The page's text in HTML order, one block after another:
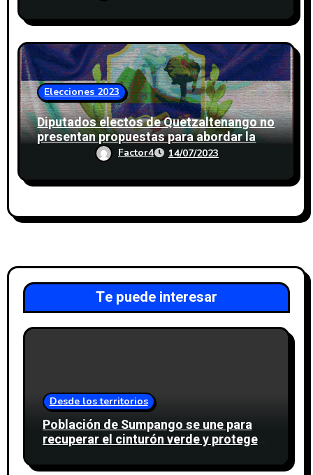
Elecciones 2023
Diputados electos de Quetzaltenango no
presentan propuestas para abordar la
migración Factor4 14/07/2023
Te puede interesar
Desde los territorios
Población de Sumpango se une para
recuperar el cinturón verde y proteger